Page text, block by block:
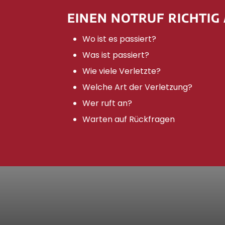
EINEN NOTRUF RICHTIG
Wo ist es passiert?
Was ist passiert?
Wie viele Verletzte?
Welche Art der Verletzung?
Wer ruft an?
Warten auf Rückfragen